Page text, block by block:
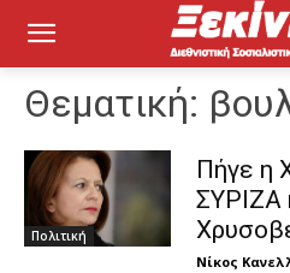
Θεματική:
Πολιτική
Πήγε η
ΣΥΡΙΖΑ
Νίκος